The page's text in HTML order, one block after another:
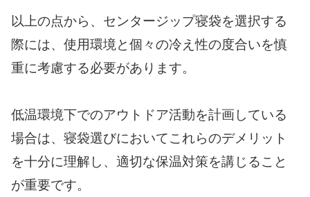
以上の点から、センタージップ寝袋を選択する
際には、使用環境と個々の冷え性の度合いを慎
重に考慮する必要があります。
低温環境下でのアウトドア活動を計画している
場合は、寝袋選びにおいてこれらのデメリット
を十分に理解し、適切な保温対策を講じること
が重要です。